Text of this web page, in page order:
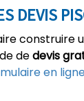
DEVIS
construire
dedevis
en